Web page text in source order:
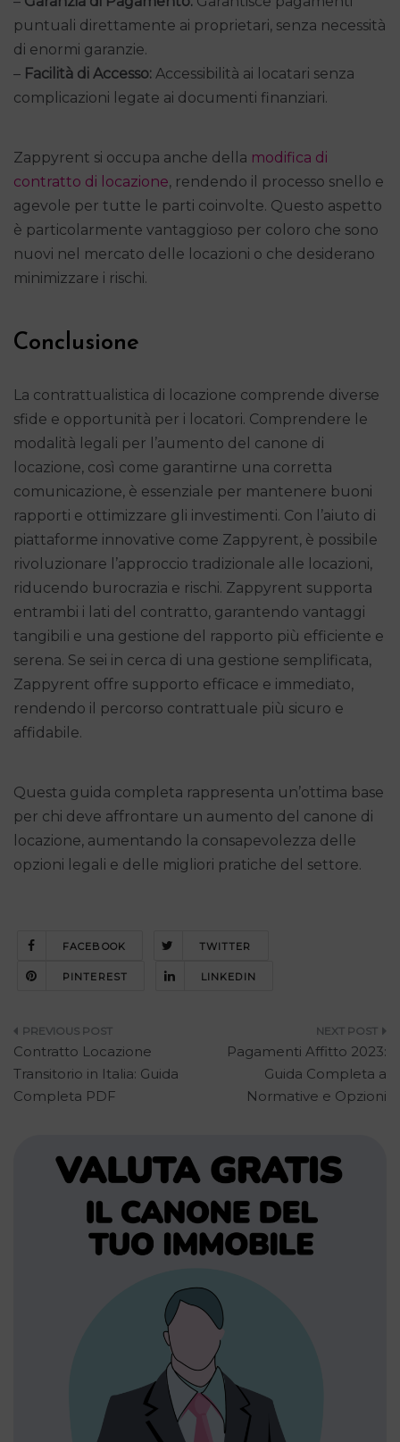
puntuali direttamente ai proprietari, senza necessità
di enormi garanzie.
– Facilità di Accesso: Accessibilità ai locatari senza
complicazioni legate ai documenti finanziari.
Zappyrent si occupa anche della modifica di
contratto di locazione, rendendo il processo snello e
agevole per tutte le parti coinvolte. Questo aspetto
è particolarmente vantaggioso per coloro che sono
nuovi nel mercato delle locazioni o che desiderano
minimizzare i rischi.
Conclusione
La contrattualistica di locazione comprende diverse
sfide e opportunità per i locatori. Comprendere le
modalità legali per l’aumento del canone di
locazione, così come garantirne una corretta
comunicazione, è essenziale per mantenere buoni
rapporti e ottimizzare gli investimenti. Con l’aiuto di
piattaforme innovative come Zappyrent, è possibile
rivoluzionare l’approccio tradizionale alle locazioni,
riducendo burocrazia e rischi. Zappyrent supporta
entrambi i lati del contratto, garantendo vantaggi
tangibili e una gestione del rapporto più efficiente e
serena. Se sei in cerca di una gestione semplificata,
Zappyrent offre supporto efficace e immediato,
rendendo il percorso contrattuale più sicuro e
affidabile.
Questa guida completa rappresenta un’ottima base
per chi deve affrontare un aumento del canone di
locazione, aumentando la consapevolezza delle
opzioni legali e delle migliori pratiche del settore.
FACEBOOK TWITTER
PINTEREST LINKEDIN
Navigazione
articoli
Contratto Locazione
Transitorio in Italia: Guida
Completa PDF
Pagamenti Affitto 2023:
Guida Completa a
Normative e Opzioni